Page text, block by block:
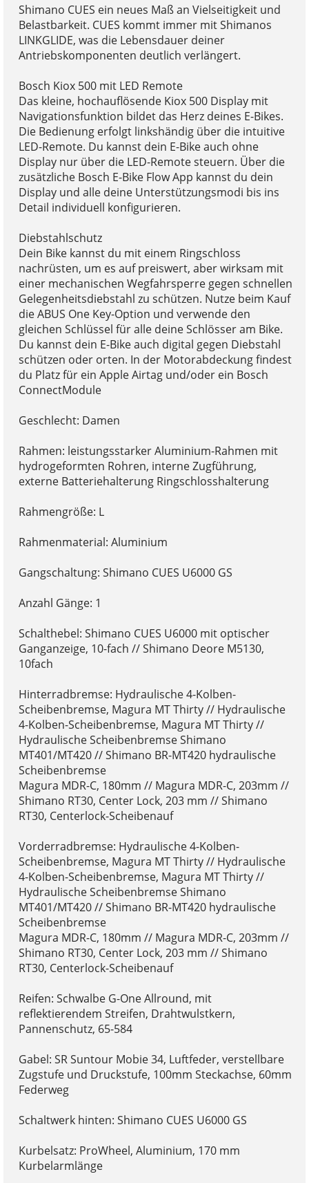
Shimano CUES ein neues Maß an Vielseitigkeit und
Belastbarkeit. CUES kommt immer mit Shimanos
LINKGLIDE, was die Lebensdauer deiner
Antriebskomponenten deutlich verlängert.
Bosch Kiox 500 mit LED Remote
Das kleine, hochauflösende Kiox 500 Display mit
Navigationsfunktion bildet das Herz deines E-Bikes.
Die Bedienung erfolgt linkshändig über die intuitive
LED-Remote. Du kannst dein E-Bike auch ohne
Display nur über die LED-Remote steuern. Über die
zusätzliche Bosch E-Bike Flow App kannst du dein
Display und alle deine Unterstützungsmodi bis ins
Detail individuell konfigurieren.
Diebstahlschutz
Dein Bike kannst du mit einem Ringschloss
nachrüsten, um es auf preiswert, aber wirksam mit
einer mechanischen Wegfahrsperre gegen schnellen
Gelegenheitsdiebstahl zu schützen. Nutze beim Kauf
die ABUS One Key-Option und verwende den
gleichen Schlüssel für alle deine Schlösser am Bike.
Du kannst dein E-Bike auch digital gegen Diebstahl
schützen oder orten. In der Motorabdeckung findest
du Platz für ein Apple Airtag und/oder ein Bosch
ConnectModule
Geschlecht: Damen
Rahmen: leistungsstarker Aluminium-Rahmen mit
hydrogeformten Rohren, interne Zugführung,
externe Batteriehalterung Ringschlosshalterung
Rahmengröße: L
Rahmenmaterial: Aluminium
Gangschaltung: Shimano CUES U6000 GS
Anzahl Gänge: 1
Schalthebel: Shimano CUES U6000 mit optischer
Ganganzeige, 10-fach // Shimano Deore M5130,
10fach
Hinterradbremse: Hydraulische 4-Kolben-
Scheibenbremse, Magura MT Thirty // Hydraulische
4-Kolben-Scheibenbremse, Magura MT Thirty //
Hydraulische Scheibenbremse Shimano
MT401/MT420 // Shimano BR-MT420 hydraulische
Scheibenbremse
Magura MDR-C, 180mm // Magura MDR-C, 203mm //
Shimano RT30, Center Lock, 203 mm // Shimano
RT30, Centerlock-Scheibenauf
Vorderradbremse: Hydraulische 4-Kolben-
Scheibenbremse, Magura MT Thirty // Hydraulische
4-Kolben-Scheibenbremse, Magura MT Thirty //
Hydraulische Scheibenbremse Shimano
MT401/MT420 // Shimano BR-MT420 hydraulische
Scheibenbremse
Magura MDR-C, 180mm // Magura MDR-C, 203mm //
Shimano RT30, Center Lock, 203 mm // Shimano
RT30, Centerlock-Scheibenauf
Reifen: Schwalbe G-One Allround, mit
reflektierendem Streifen, Drahtwulstkern,
Pannenschutz, 65-584
Gabel: SR Suntour Mobie 34, Luftfeder, verstellbare
Zugstufe und Druckstufe, 100mm Steckachse, 60mm
Federweg
Schaltwerk hinten: Shimano CUES U6000 GS
Kurbelsatz: ProWheel, Aluminium, 170 mm
Kurbelarmlänge